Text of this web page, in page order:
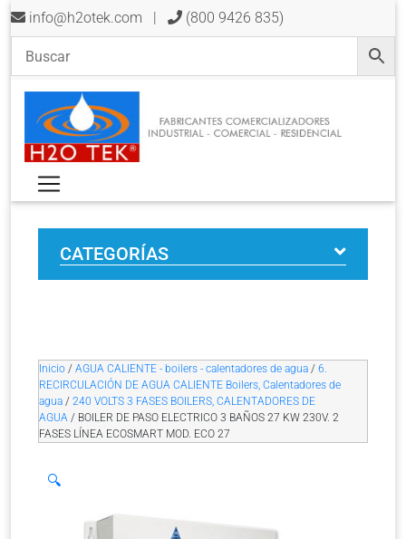
info@h2otek.com | (800 9426 835)
CATEGORÍAS
Inicio / AGUA CALIENTE - boilers - calentadores de agua / 6.
RECIRCULACIÓN DE AGUA CALIENTE Boilers, Calentadores de
agua / 240 VOLTS 3 FASES BOILERS, CALENTADORES DE
AGUA / BOILER DE PASO ELECTRICO 3 BAÑOS 27 KW 230V. 2
FASES LÍNEA ECOSMART MOD. ECO 27
🔍